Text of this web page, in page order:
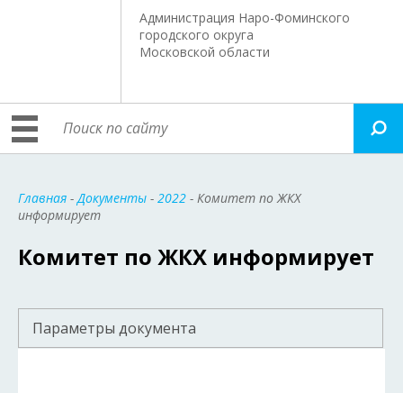
Администрация Наро-Фоминского
городского округа
Московской области
Главная -Документы - 2022 - Комитет по ЖКХ
информирует
Комитет по ЖКХ информирует
Параметры документа